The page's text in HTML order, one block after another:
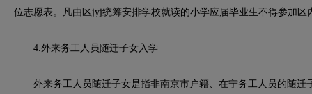
位志愿表。凡由区jyj统筹安排学校就读的小学应届毕业生不得参加区
4.外来务工人员随迁子女入学
外来务工人员随迁子女是指非南京市户籍、在宁务工人员的随迁